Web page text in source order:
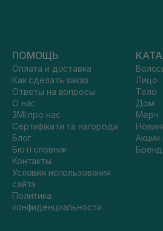
ПОМОЩЬ
Оплата и доставка
Как сделать заказ
Ответы на вопросы
О нас
ЗМІ про нас
Сертифікати та нагороди
Блог
Бюті словник
Контакты
Условия использования
сайта
Политика
конфиденциальности
Лицо
Тело
Дом
Мерч
Акции